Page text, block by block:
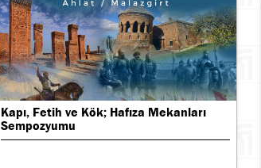
Kapı, Fetih ve Kök; Hafıza Mekanları
Sempozyumu